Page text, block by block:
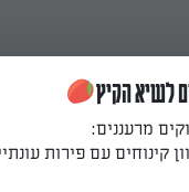
לשיא הקיץ
מרעננים:
קינוחים עם פירות